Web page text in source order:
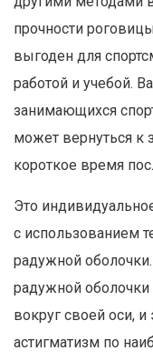
прочности
выгоден для
работой и учебой.
занимающихся
может вернуться к
короткое время
Это
с использованием
радужной
радужной оболочки
вокруг своей оси, и
астигматизм по